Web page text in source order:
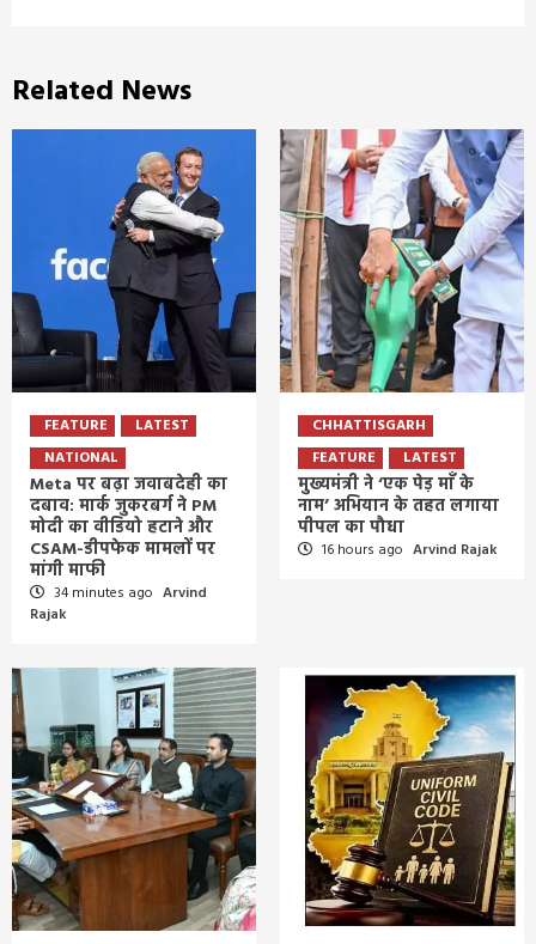
Related News
FEATURE
LATEST
NATIONAL
Meta पर बढ़ा जवाबदेही का
दबाव: मार्क जुकरबर्ग ने PM
मोदी का वीडियो हटाने और
CSAM-डीपफेक मामलों पर
मांगी माफी
34 minutes ago Arvind
Rajak
CHHATTISGARH
FEATURE
LATEST
मुख्यमंत्री ने ‘एक पेड़ माँ के
नाम’ अभियान के तहत लगाया
पीपल का पौधा
16 hours ago Arvind Rajak